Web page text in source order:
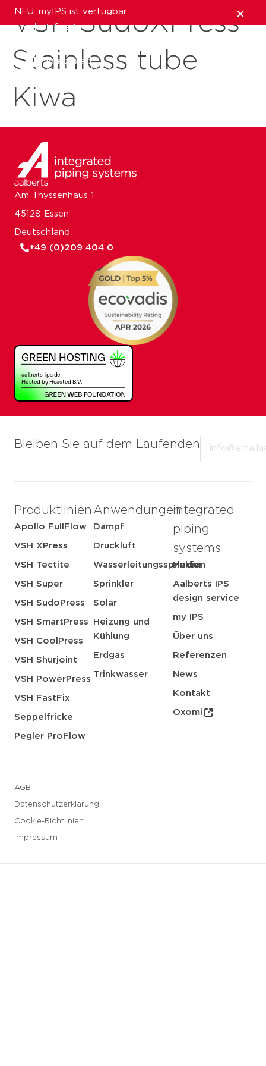
NEU: myIPS ist verfügbar
mehr Infos
schließen
VSH SudoXPress
Stainless tube
Kiwa
Bleiben Sie auf dem Laufenden
Produktlinien
Apollo FullFlow
VSH XPress
VSH Tectite
VSH Super
VSH SudoPress
VSH SmartPress
VSH CoolPress
VSH Shurjoint
VSH PowerPress
VSH FastFix
Seppelfricke
Pegler ProFlow
Anwendungen
Dampf
Druckluft
Wasserleitungssprinkler
Sprinkler
Solar
Heizung und
Kühlung
Erdgas
Trinkwasser
integrated
piping
systems
Medien
Aalberts IPS
design service
my IPS
Über uns
Referenzen
News
Kontakt
Oxomi
AGB
Datenschutzerklarung
Cookie-Richtlinien
Impressum
Am Thyssenhaus 1
45128 Essen
Deutschland
+49 (0)209 404 0